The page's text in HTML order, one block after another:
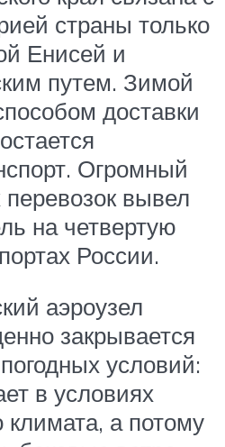
страны только
Енисей и
путем. Зимой
доставки
Огромный
вывел
на четвертую
России.
аэроузел
закрывается
условий:
в условиях
климата, а потому